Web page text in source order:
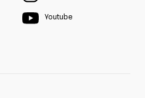
Youtube